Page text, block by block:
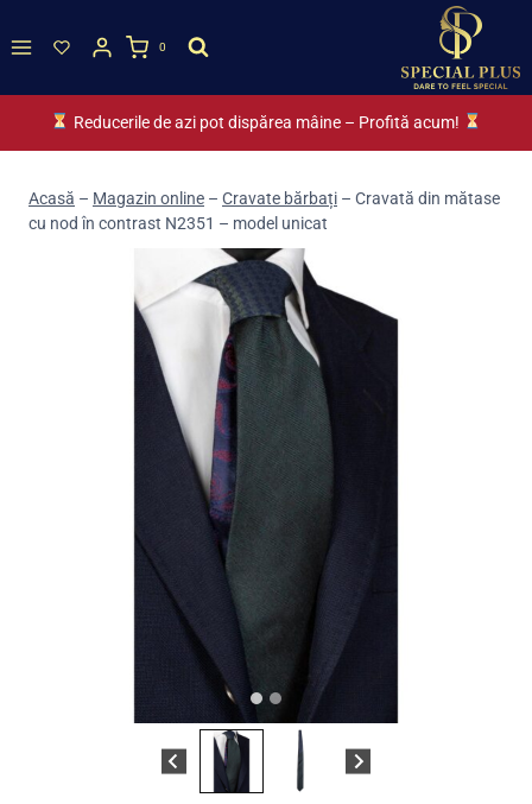
to
0
Reducerile de azi pot dispărea mâine – Profită acum!
Acasă – Magazin online – Cravate bărbați – Cravată din mătase
cu nod în contrast N2351 – model unicat